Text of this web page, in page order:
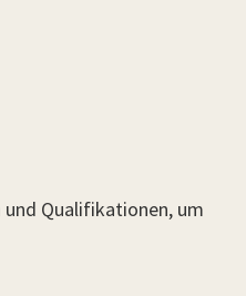
Qualifikationen, um